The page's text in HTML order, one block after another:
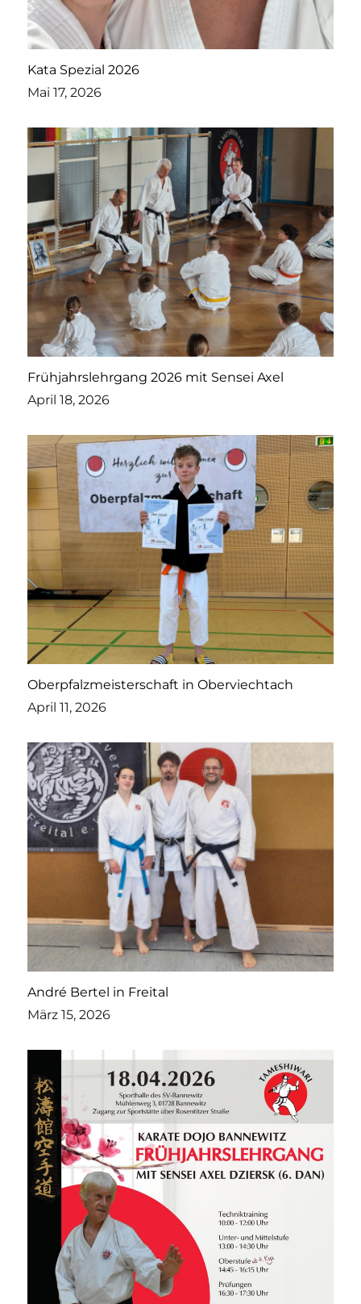
Kata Spezial 2026
Mai 17, 2026
Frühjahrslehrgang 2026 mit Sensei Axel
April 18, 2026
Oberpfalzmeisterschaft in Oberviechtach
April 11, 2026
André Bertel in Freital
März 15, 2026